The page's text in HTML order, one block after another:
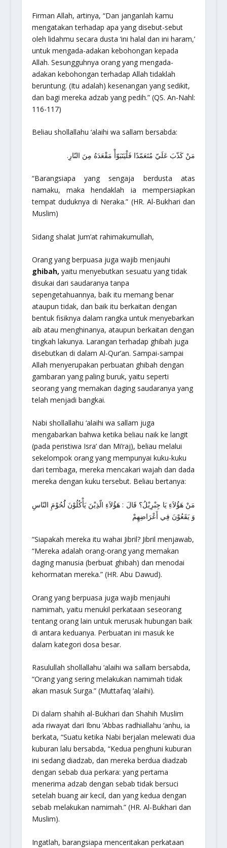
Firman Allah, artinya, “Dan janganlah kamu
mengatakan terhadap apa yang disebut-sebut
oleh lidahmu secara dusta ‘ini halal dan ini haram,’
untuk mengada-adakan kebohongan kepada
Allah. Sesungguhnya orang yang mengada-
adakan kebohongan terhadap Allah tidaklah
beruntung. (Itu adalah) kesenangan yang sedikit,
dan bagi mereka adzab yang pedih.” (QS. An-Nahl:
116-117)
Beliau shollallahu ‘alaihi wa sallam bersabda:
مَنْ كَذّبَ عَلَيّ مُتَعَمّدًا فَلْيَتَبَوّأْ مَقْعَدَهُ مِنَ النّارِ.
“Barangsiapa yang sengaja berdusta atas
namaku, maka hendaklah ia mempersiapkan
tempat duduknya di Neraka.” (HR. Al-Bukhari dan
Muslim)
Sidang shalat Jum’at rahimakumullah,
Orang yang berpuasa juga wajib menjauhi
ghibah, yaitu menyebutkan sesuatu yang tidak
disukai dari saudaranya tanpa
sepengetahuannya, baik itu memang benar
ataupun tidak, dan baik itu berkaitan dengan
bentuk fisiknya dalam rangka untuk menyebarkan
aib atau menghinanya, ataupun berkaitan dengan
tingkah lakunya. Larangan terhadap ghibah juga
disebutkan di dalam Al-Qur’an. Sampai-sampai
Allah menyerupakan perbuatan ghibah dengan
gambaran yang paling buruk, yaitu seperti
seorang yang memakan daging saudaranya yang
telah menjadi bangkai.
Nabi shollallahu ‘alaihi wa sallam juga
mengabarkan bahwa ketika beliau naik ke langit
(pada peristiwa Isra’ dan Mi’raj), beliau melalui
sekelompok orang yang mempunyai kuku-kuku
dari tembaga, mereka mencakari wajah dan dada
mereka dengan kuku tersebut. Beliau bertanya:
مَنْ هَؤُلاَءِ يَا جِبْرِيْلُ؟ قَالَ : هَؤُلاَءِ الّذِيْنَ يَأْكُلُوْنَ لَُحُوْمَِ النّاسِ
وَ يَقَعُوْنَ فِي أَعْرَاضِهِمْ
“Siapakah mereka itu wahai Jibril? Jibril menjawab,
“Mereka adalah orang-orang yang memakan
daging manusia (berbuat ghibah) dan menodai
kehormatan mereka.”(HR. Abu Dawud).
Orang yang berpuasa juga wajib menjauhi
namimah, yaitu menukil perkataan seseorang
tentang orang lain untuk merusak hubungan baik
di antara keduanya. Perbuatan ini masuk ke
dalam kategori dosa besar.
Rasulullah shollallahu ‘alaihi wa sallam bersabda,
“Orang yang sering melakukan namimah tidak
akan masuk Surga.” (Muttafaq ‘alaihi).
Di dalam shahih al-Bukhari dan Shahih Muslim
ada riwayat dari Ibnu ‘Abbas radhiallahu ‘anhu, ia
berkata, “Suatu ketika Nabi berjalan melewati dua
kuburan lalu bersabda, “Kedua penghuni kuburan
ini sedang diadzab, dan mereka berdua diadzab
dengan sebab dua perkara: yang pertama
menerima adzab dengan sebab tidak bersuci
setelah buang air kecil, dan yang kedua dengan
sebab melakukan namimah.” (HR. Al-Bukhari dan
Muslim).
Ingatlah, barangsiapa menceritakan perkataan